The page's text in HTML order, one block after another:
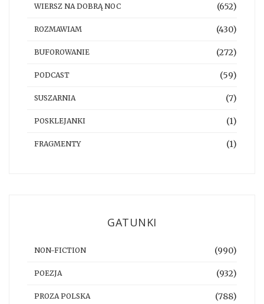
WIERSZ NA DOBRĄ NOC (652)
ROZMAWIAM (430)
BUFOROWANIE (272)
PODCAST (59)
SUSZARNIA (7)
POSKLEJANKI (1)
FRAGMENTY (1)
GATUNKI
NON-FICTION (990)
POEZJA (932)
PROZA POLSKA (788)